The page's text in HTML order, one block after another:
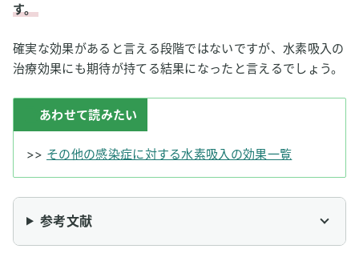
す。
確実な効果があると言える段階ではないですが、水素吸入の
治療効果にも期待が持てる結果になったと言えるでしょう。
あわせて読みたい
>> その他の感染症に対する水素吸入の効果一覧
参考文献